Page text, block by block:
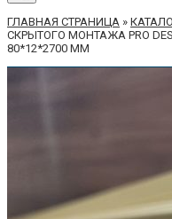
ГЛАВНАЯ СТРАНИЦА »
СКРЫТОГО МОНТАЖА PRO
80*12*2700 ММ